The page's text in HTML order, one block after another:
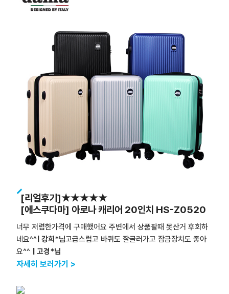
[리얼후기]★★★★★
[에스쿠다마] 아로나 캐리어 20인치 HS-Z0520
너무 저렴한가격에 구매했어요 주변에서 상품팔때 못산거 후회하
네요^^ | 강희*님고급스럽고 바퀴도 잘굴러가고 잠금장치도 좋아
요^^
| 고경*님
자세히 보러가기 >